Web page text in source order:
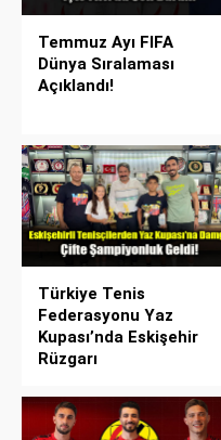
Temmuz Ayı FIFA
Dünya Sıralaması
Açıklandı!
Türkiye Tenis
Federasyonu Yaz
Kupası’nda Eskişehir
Rüzgarı